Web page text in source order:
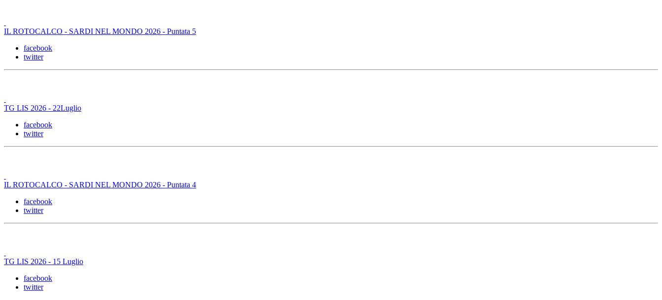
IL ROTOCALCO - SARDI NEL MONDO 2026 - Puntata 5
facebook
twitter
TG LIS 2026 - 22Luglio
facebook
twitter
IL ROTOCALCO - SARDI NEL MONDO 2026 - Puntata 4
facebook
twitter
TG LIS 2026 - 15 Luglio
facebook
twitter